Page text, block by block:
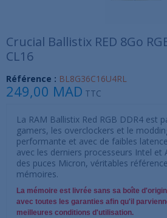
Crucial Ballistix RED 8Go
CL16
Référence : BL8G36C16U4RL
249,00 MAD TTC
La RAM Ballistix Red RGB DDR4 est
gamers, les overclockers et le
performante et avec de faibles
avec les derniers processeurs Intel et
des puces Micron, véritables
mémoires.
La mémoire est livrée sans sa boîte
avec toutes les garanties afin qu'il
meilleures conditions d'utilisation.